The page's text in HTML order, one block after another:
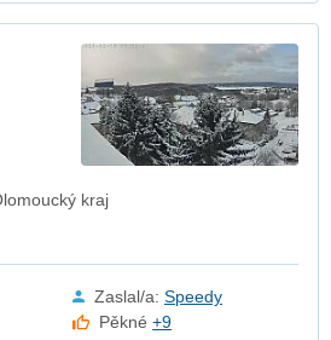
kraj
Zaslal/a: Speedy
Pěkné+9